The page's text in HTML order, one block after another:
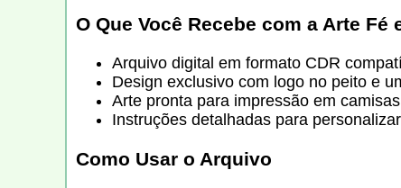
O Que Você Recebe com a Arte Fé
Arquivo digital em formato CDR
Design exclusivo com logo no peito e
Arte pronta para impressão em
Instruções detalhadas para
Como Usar o Arquivo